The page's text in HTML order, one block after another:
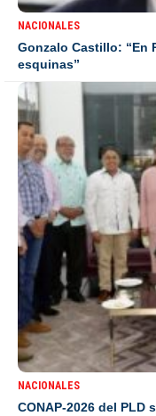
NACIONALES
Gonzalo Castillo: “En
esquinas”
NACIONALES
CONAP-2026 del PLD